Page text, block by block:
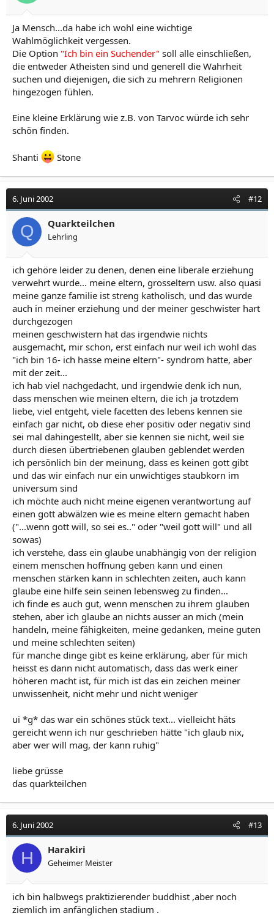
Ja Mensch...da habe ich wohl eine wichtige
Wahlmöglichkeit vergessen.
Die Option "Ich bin ein Suchender" soll alle einschließen,
die entweder Atheisten sind und generell die Wahrheit
suchen und diejenigen, die sich zu mehrern Religionen
hingezogen fühlen.
Eine kleine Erklärung wie z.B. von Tarvoc würde ich sehr
schön finden.
Shanti Stone
6. Juni 2002 #12
Q Quarkteilchen
Lehrling
ich gehöre leider zu denen, denen eine liberale erziehung
verwehrt wurde... meine eltern, grosseltern usw. also quasi
meine ganze familie ist streng katholisch, und das wurde
auch in meiner erziehung und der meiner geschwister hart
durchgezogen
meinen geschwistern hat das irgendwie nichts
ausgemacht, mir schon, erst einfach nur weil ich wohl das
"ich bin 16- ich hasse meine eltern"- syndrom hatte, aber
mit der zeit...
ich hab viel nachgedacht, und irgendwie denk ich nun,
dass menschen wie meinen eltern, die ich ja trotzdem
liebe, viel entgeht, viele facetten des lebens kennen sie
einfach gar nicht, ob diese eher positiv oder negativ sind
sei mal dahingestellt, aber sie kennen sie nicht, weil sie
durch diesen übertriebenen glauben geblendet werden
ich persönlich bin der meinung, dass es keinen gott gibt
und das wir einfach nur ein unwichtiges staubkorn im
universum sind
ich möchte auch nicht meine eigenen verantwortung auf
einen gott abwälzen wie es meine eltern gemacht haben
("...wenn gott will, so sei es.." oder "weil gott will" und all
sowas)
ich verstehe, dass ein glaube unabhängig von der religion
einem menschen hoffnung geben kann und einen
menschen stärken kann in schlechten zeiten, auch kann
glaube eine hilfe sein seinen lebensweg zu finden...
ich finde es auch gut, wenn menschen zu ihrem glauben
stehen, aber ich glaube an nichts ausser an mich (mein
handeln, meine fähigkeiten, meine gedanken, meine guten
und meine schlechten seiten)
für manche dinge gibt es keine erklärung, aber für mich
heisst es dann nicht automatisch, dass das werk einer
höheren macht ist, für mich ist das ein zeichen meiner
unwissenheit, nicht mehr und nicht weniger
ui *g* das war ein schönes stück text... vielleicht häts
gereicht wenn ich nur geschrieben hätte "ich glaub nix,
aber wer will mag, der kann ruhig"
liebe grüsse
das quarkteilchen
6. Juni 2002 #13
H Harakiri
Geheimer Meister
ich bin halbwegs praktizierender buddhist ,aber noch
ziemlich im anfänglichen stadium .